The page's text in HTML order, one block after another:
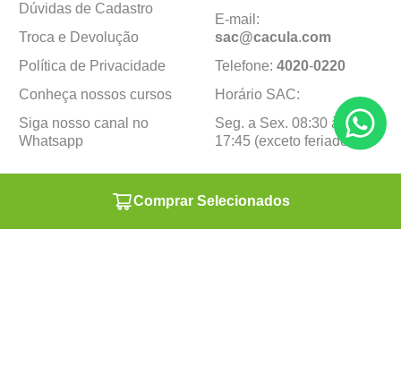
Comprar Selecionados
Dúvidas de Cadastro
Troca e Devolução
Política de Privacidade
Conheça nossos cursos
Siga nosso canal no
Whatsapp
E-mail:
sac@cacula.com
Telefone: 4020-0220
Horário SAC:
Seg. a Sex. 08:30 às
17:45 (exceto feriados)